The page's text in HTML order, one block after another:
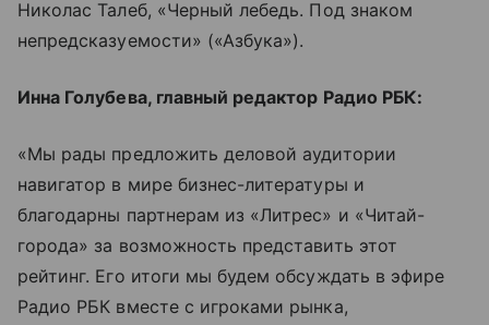
Николас Талеб, «Черный лебедь. Под знаком
непредсказуемости» («Азбука»).
Инна Голубева, главный редактор Радио РБК:
«Мы рады предложить деловой аудитории
навигатор в мире бизнес-литературы и
благодарны партнерам из «Литрес» и «Читай-
города» за возможность представить этот
рейтинг. Его итоги мы будем обсуждать в эфире
Радио РБК вместе с игроками рынка,